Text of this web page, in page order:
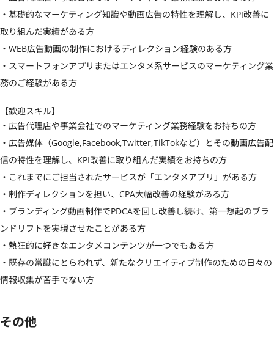
・基礎的なマーケティング知識や動画広告の特性を理解し、KPI改善に
取り組んだ実績がある方
・WEB広告動画の制作におけるディレクション経験のある方
・スマートフォンアプリまたはエンタメ系サービスのマーケティング業
務のご経験がある方
【歓迎スキル】
・広告代理店や事業会社でのマーケティング業務経験をお持ちの方
・広告媒体（Google,Facebook,Twitter,TikTokなど）とその動画広告配
信の特性を理解し、KPI改善に取り組んだ実績をお持ちの方
・これまでにご担当されたサービスが「エンタメアプリ」がある方
・制作ディレクションを担い、CPA大幅改善の経験がある方
・ブランディング動画制作でPDCAを回し改善し続け、第一想起のブラ
ンドリフトを実現させたことがある方
・熱狂的に好きなエンタメコンテンツが一つでもある方
・既存の常識にとらわれず、新たなクリエイティブ制作のための日々の
情報収集が苦手でない方
その他